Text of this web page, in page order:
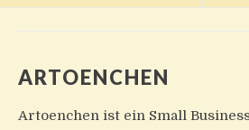
ARTOENCHEN
Artoenchen ist ein Small